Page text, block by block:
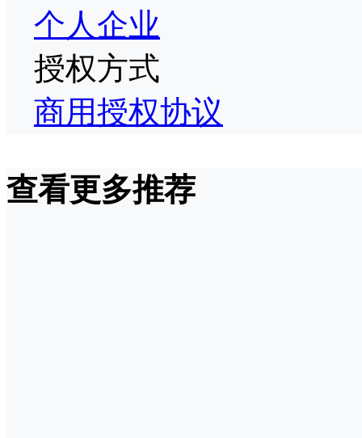
个人企业
授权方式
商用授权协议
查看更多推荐